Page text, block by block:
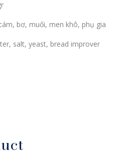
bơ, muối, men khô, phụ gia
salt, yeast, bread improver